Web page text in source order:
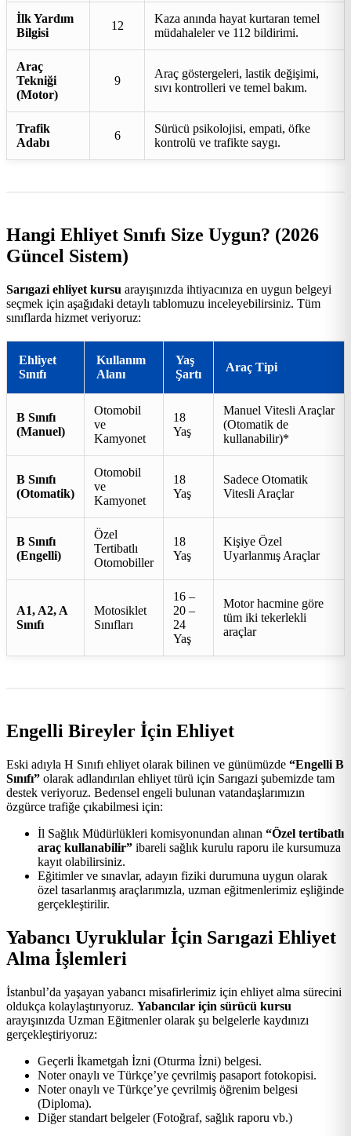
İlk Yardım
Bilgisi
12
Kaza anında hayat kurtaran temel
müdahaleler ve 112 bildirimi.
Araç
Tekniği
(Motor)
9
Araç göstergeleri, lastik değişimi,
sıvı kontrolleri ve temel bakım.
Trafik
Adabı
6
Sürücü psikolojisi, empati, öfke
kontrolü ve trafikte saygı.
Hangi Ehliyet Sınıfı Size Uygun? (2026
Güncel Sistem)
Sarıgazi ehliyet kursu arayışınızda ihtiyacınıza en uygun belgeyi
seçmek için aşağıdaki detaylı tablomuzu inceleyebilirsiniz. Tüm
sınıflarda hizmet veriyoruz:
Ehliyet
Sınıfı
Kullanım
Alanı
Yaş
Şartı
Araç Tipi
B Sınıfı
(Manuel)
Otomobil
ve
Kamyonet
18
Yaş
Manuel Vitesli Araçlar
(Otomatik de
kullanabilir)*
B Sınıfı
(Otomatik)
Otomobil
ve
Kamyonet
18
Yaş
Sadece Otomatik
Vitesli Araçlar
B Sınıfı
(Engelli)
Özel
Tertibatlı
Otomobiller
18
Yaş
Kişiye Özel
Uyarlanmış Araçlar
A1, A2, A
Sınıfı
Motosiklet
Sınıfları
16 –
20 –
24
Yaş
Motor hacmine göre
tüm iki tekerlekli
araçlar
Engelli Bireyler İçin Ehliyet
Eski adıyla H Sınıfı ehliyet olarak bilinen ve günümüzde “Engelli B
Sınıfı” olarak adlandırılan ehliyet türü için Sarıgazi şubemizde tam
destek veriyoruz. Bedensel engeli bulunan vatandaşlarımızın
özgürce trafiğe çıkabilmesi için:
İl Sağlık Müdürlükleri komisyonundan alınan “Özel tertibatlı
araç kullanabilir” ibareli sağlık kurulu raporu ile kursumuza
kayıt olabilirsiniz.
Eğitimler ve sınavlar, adayın fiziki durumuna uygun olarak
özel tasarlanmış araçlarımızla, uzman eğitmenlerimiz eşliğinde
gerçekleştirilir.
Yabancı Uyruklular İçin Sarıgazi Ehliyet
Alma İşlemleri
İstanbul’da yaşayan yabancı misafirlerimiz için ehliyet alma sürecini
oldukça kolaylaştırıyoruz. Yabancılar için sürücü kursu
arayışınızda Uzman Eğitmenler olarak şu belgelerle kaydınızı
gerçekleştiriyoruz:
Geçerli İkametgah İzni (Oturma İzni) belgesi.
Noter onaylı ve Türkçe’ye çevrilmiş pasaport fotokopisi.
Noter onaylı ve Türkçe’ye çevrilmiş öğrenim belgesi
(Diploma).
Diğer standart belgeler (Fotoğraf, sağlık raporu vb.)